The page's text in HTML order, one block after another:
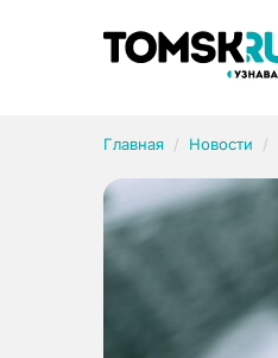
Главная Новости
Рубрики